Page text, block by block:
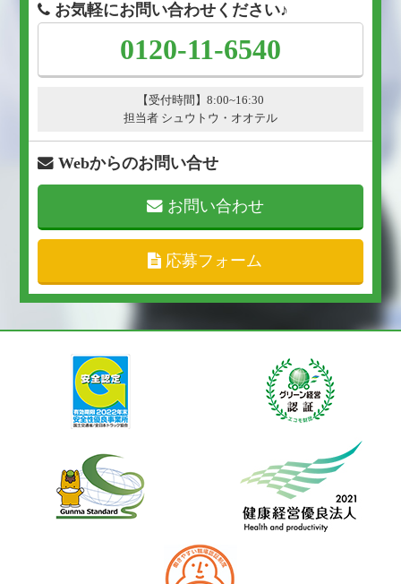
お気軽にお問い合わせください♪
0120-11-6540
【受付時間】8:00~16:30
担当者 シュウトウ・オオテル
Webからのお問い合せ
お問い合わせ
応募フォーム